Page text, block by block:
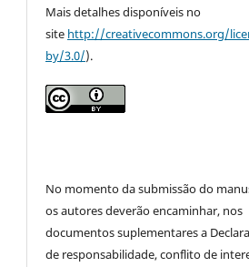
Mais detalhes disponíveis no
site http://creativecommons.org/
by/3.0/).
No momento da submissão do
os autores deverão encaminhar, nos
documentos suplementares a
de responsabilidade, conflito de